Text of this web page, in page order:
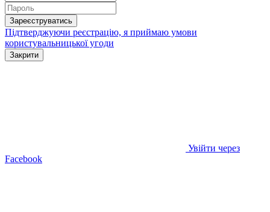
Зареєструватись
Підтверджуючи реєстрацію, я приймаю умови
користувальницької угоди
Закрити
Увійти через
Facebook